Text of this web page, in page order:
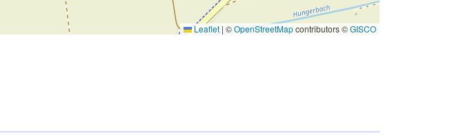
Leaflet | ©OpenStreetMapcontributors ©GISCO